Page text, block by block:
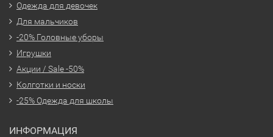
Одежда для девочек
Для мальчиков
-20% Головные уборы
Игрушки
Акции / Sale -50%
Колготки и носки
-25% Одежда для школы
ИНФОРМАЦИЯ